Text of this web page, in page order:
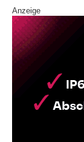
Anzeige